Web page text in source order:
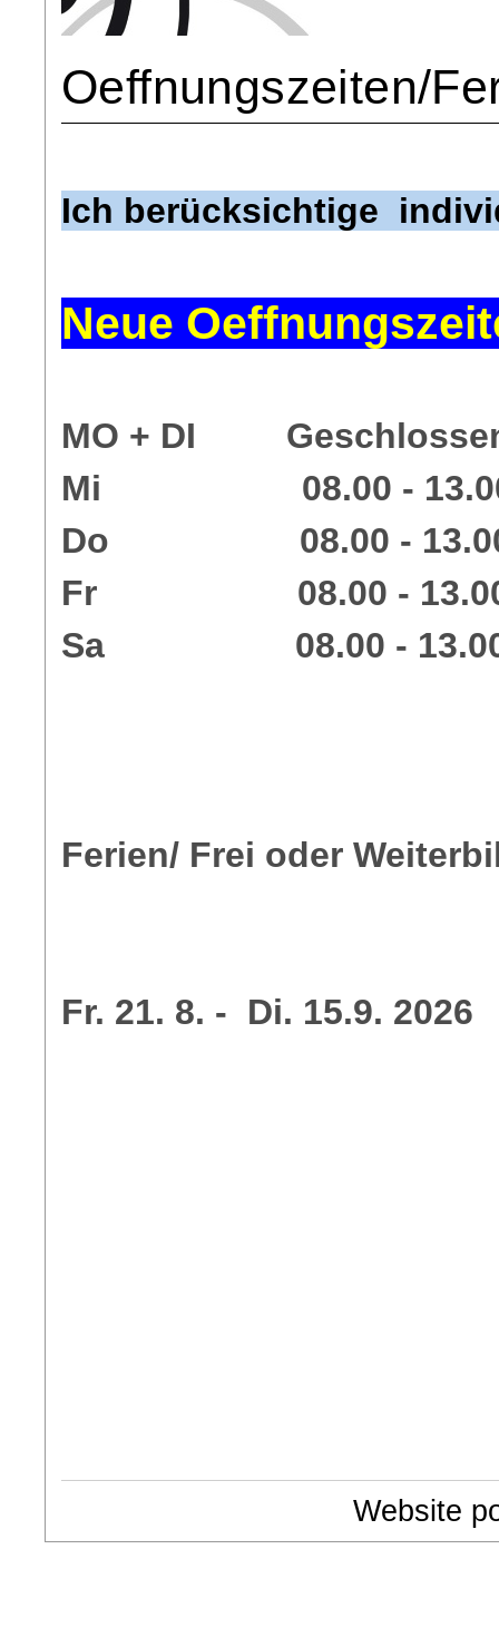
Oeffnungszeiten/
Ich berücksichtige
Neue
MO + DI
Mi 08.00 - 13.00 /
Do 08.00 - 13.00 /
Fr 08.00 - 13.00 /
Sa 08.00 -
Ferien/ Frei oder
Fr. 21. 8. - Di. 15.9. 2026
Website